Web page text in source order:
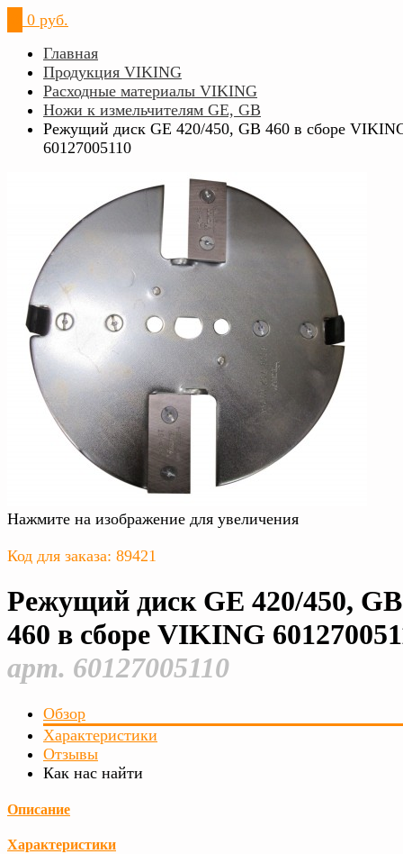
0 руб.
Главная
Продукция VIKING
Расходные материалы VIKING
Ножи к измельчителям GE, GB
Режущий диск GE 420/450, GB 460 в сборе
60127005110
Нажмите на изображение для увеличения
Код для заказа: 89421
Режущий диск GE 420/450, GB
460 в сборе VIKING
арт. 60127005110
Обзор
Характеристики
Отзывы
Как нас найти
Описание
Характеристики